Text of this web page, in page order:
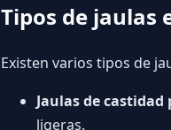
Tipos de jaulas
Existen varios tipos de
Jaulas de castidad
ligeras.